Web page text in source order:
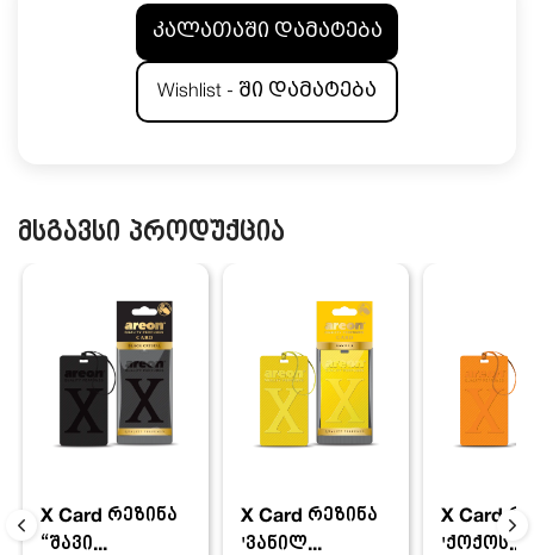
კალათაში დამატება
Wishlist - ში დამატება
მსგავსი პროდუქცია
X Card რეზინა
“შავი...
X Card რეზინა
'ვანილ...
X Card
'ქოქოს...